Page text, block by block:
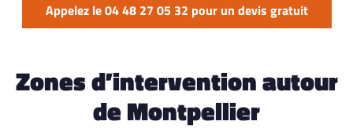
Appelez le 04 48 27 05 32 pour un devis gratuit
Zones d’intervention autour
de Montpellier